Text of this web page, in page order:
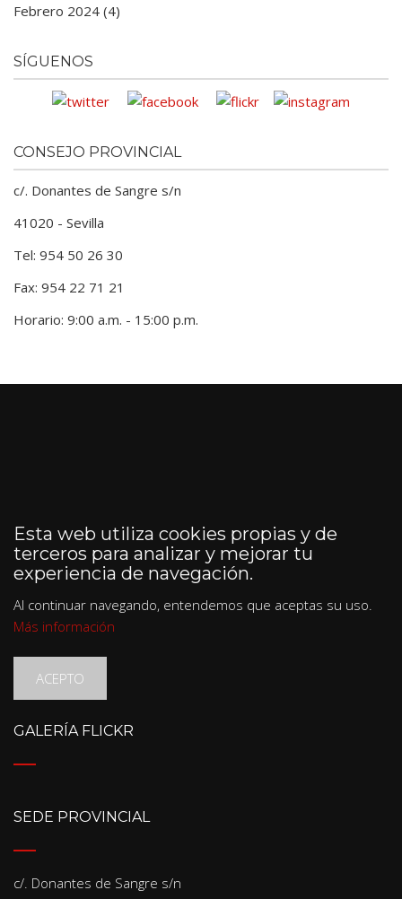
Febrero 2024 (4)
SÍGUENOS
CONSEJO PROVINCIAL
c/. Donantes de Sangre s/n
41020 - Sevilla
Tel: 954 50 26 30
Fax: 954 22 71 21
Horario: 9:00 a.m. - 15:00 p.m.
Esta web utiliza cookies propias y de
terceros para analizar y mejorar tu
experiencia de navegación.
Al continuar navegando, entendemos que aceptas su uso.
Más información
ACEPTO
GALERÍA FLICKR
SEDE PROVINCIAL
c/. Donantes de Sangre s/n